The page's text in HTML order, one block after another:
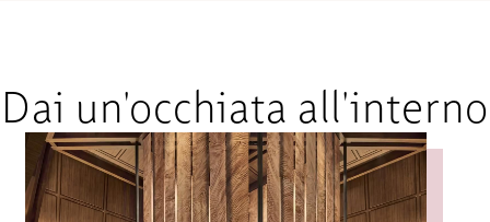
Dai un'occhiata all'interno